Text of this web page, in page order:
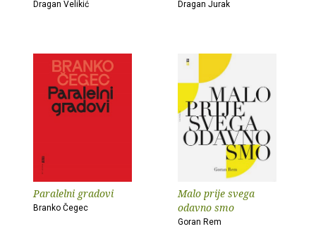
Dragan Velikić Dragan Jurak
Paralelni gradovi
Branko Čegec
Malo prije svega
odavno smo
Goran Rem